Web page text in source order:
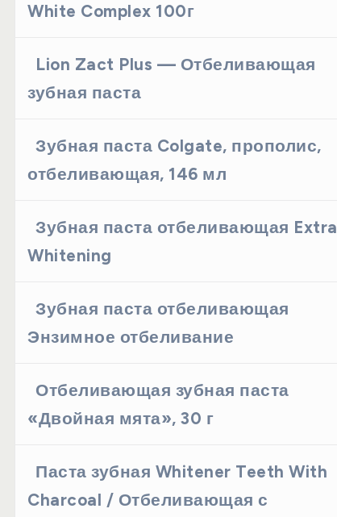
White Complex 100г
Lion Zact Plus — Отбеливающая
зубная паста
Зубная паста Colgate, прополис,
отбеливающая, 146 мл
Зубная паста отбеливающая Extra
Whitening
Зубная паста отбеливающая
Энзимное отбеливание
Отбеливающая зубная паста
«Двойная мята», 30 г
Паста зубная Whitener Teeth With
Charcoal / Отбеливающая с